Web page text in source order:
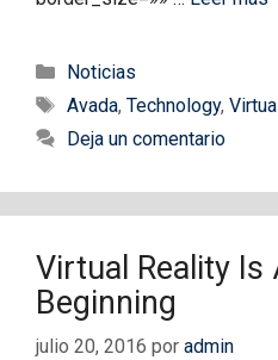
Categorías
Noticias
Etiquetas
Avada, Technology,
Deja un comentario
Virtual Reality Is
Beginning
julio 20, 2016 por admin